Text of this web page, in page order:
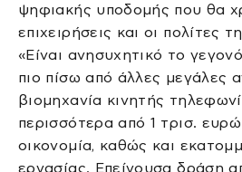
ψηφιακής υποδομής που θα
επιχειρήσεις και οι πολίτες
«Είναι ανησυχητικό το
πιο πίσω από άλλες μεγάλες
βιομηχανία κινητής
περισσότερα από 1 τρισ.
οικονομία, καθώς και
εργασίας. Επείγουσα δράση